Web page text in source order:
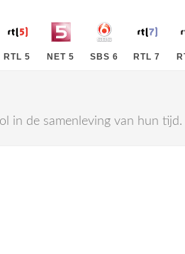
RTL 5 NET 5 SBS 6 RTL 7
in de samenleving van hun tijd.